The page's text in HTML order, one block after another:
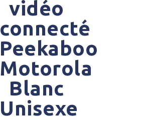
vidéo
connecté
Peekaboo
Motorola
Blanc
Unisexe